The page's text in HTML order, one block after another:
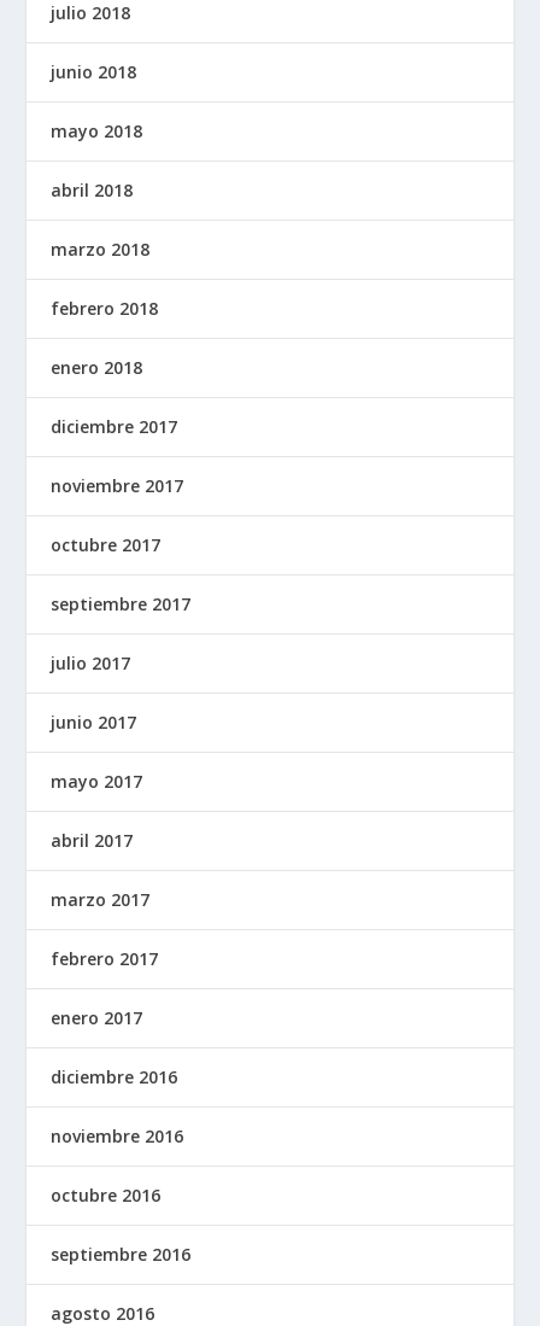
julio 2018
junio 2018
mayo 2018
abril 2018
marzo 2018
febrero 2018
enero 2018
diciembre 2017
noviembre 2017
octubre 2017
septiembre 2017
julio 2017
junio 2017
mayo 2017
abril 2017
marzo 2017
febrero 2017
enero 2017
diciembre 2016
noviembre 2016
octubre 2016
septiembre 2016
agosto 2016